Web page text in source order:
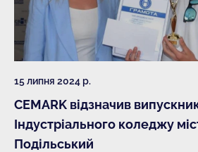
15 липня 2024 р.
CEMARK відзначив
Індустріального коледжу
Подільський